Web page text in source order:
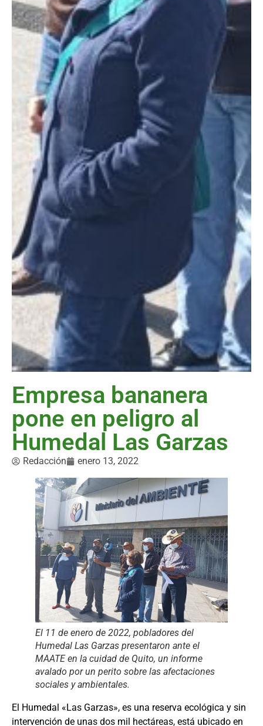
Empresa bananera
pone en peligro al
Humedal Las Garzas
Redacción enero 13, 2022
El 11 de enero de 2022, pobladores del
Humedal Las Garzas presentaron ante el
MAATE en la cuidad de Quito, un informe
avalado por un perito sobre las afectaciones
sociales y ambientales.
El Humedal «Las Garzas», es una reserva ecológica y sin
intervención de unas dos mil hectáreas, está ubicado en